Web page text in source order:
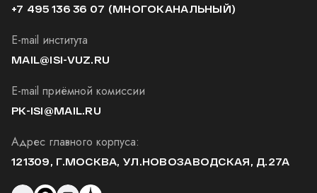
+7 495 136 36 07 (МНОГОКАНАЛЬНЫЙ)
E-mail института
MAIL@ISI-VUZ.RU
E-mail приёмной комиссии
PK-ISI@MAIL.RU
Адрес главного корпуса:
121309, Г.МОСКВА, УЛ.НОВОЗАВОДСКАЯ, Д.27А